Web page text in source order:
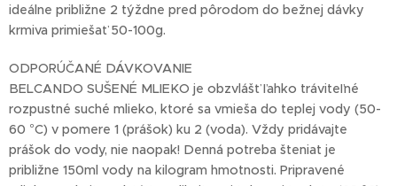
ideálne približne 2 týždne pred pôrodom do bežnej dávky
krmiva primiešať 50-100g.
ODPORÚČANÉ DÁVKOVANIE
BELCANDO SUŠENÉ MLIEKO je obzvlášť ľahko tráviteľné
rozpustné suché mlieko, ktoré sa vmieša do teplej vody (50-
60 °C) v pomere 1 (prášok) ku 2 (voda). Vždy pridávajte
prášok do vody, nie naopak! Denná potreba šteniat je
približne 150ml vody na kilogram hmotnosti. Pripravené